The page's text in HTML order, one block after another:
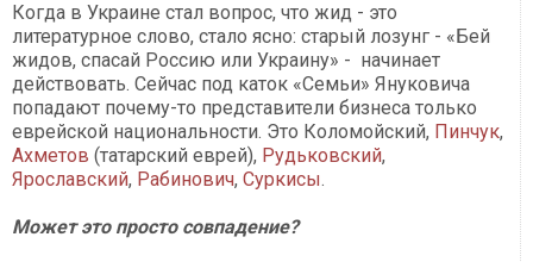
Когда в Украине стал вопрос, что жид - это
литературное слово, стало ясно: старый лозунг - «Бей
жидов, спасай Россию или Украину» - начинает
действовать. Сейчас под каток «Семьи» Януковича
попадают почему-то представители бизнеса только
еврейской национальности. Это Коломойский, Пинчук,
Ахметов (татарский еврей), Рудьковский,
Ярославский, Рабинович, Суркисы.
Может это просто совпадение?